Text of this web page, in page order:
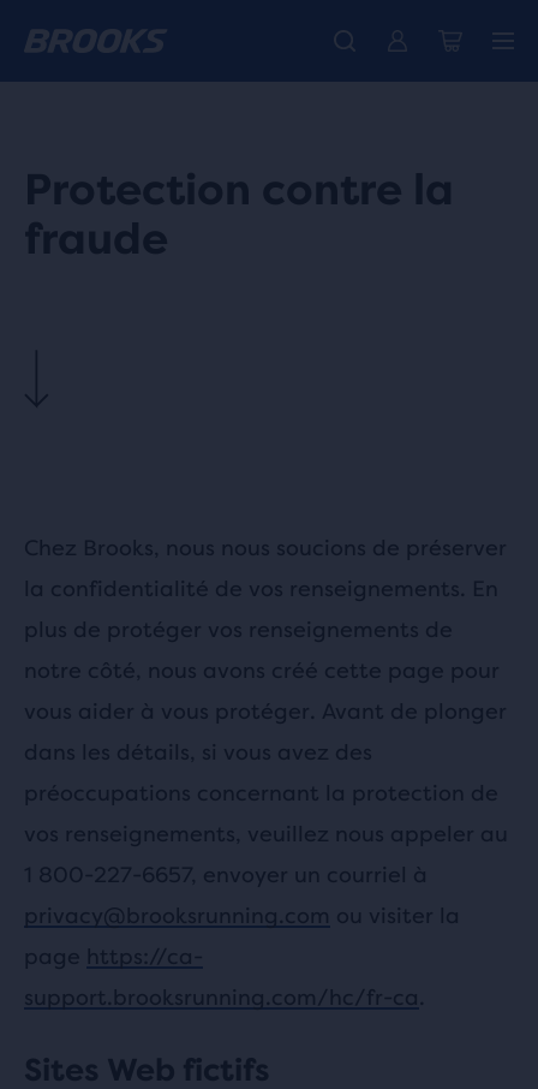
Protection contre la
fraude
Chez Brooks, nous nous soucions de préserver
la confidentialité de vos renseignements. En
plus de protéger vos renseignements de
notre côté, nous avons créé cette page pour
vous aider à vous protéger. Avant de plonger
dans les détails, si vous avez des
préoccupations concernant la protection de
vos renseignements, veuillez nous appeler au
1 800-227-6657, envoyer un courriel à
privacy@brooksrunning.com ou visiter la
page https://ca-
support.brooksrunning.com/hc/fr-ca.
Sites Web fictifs